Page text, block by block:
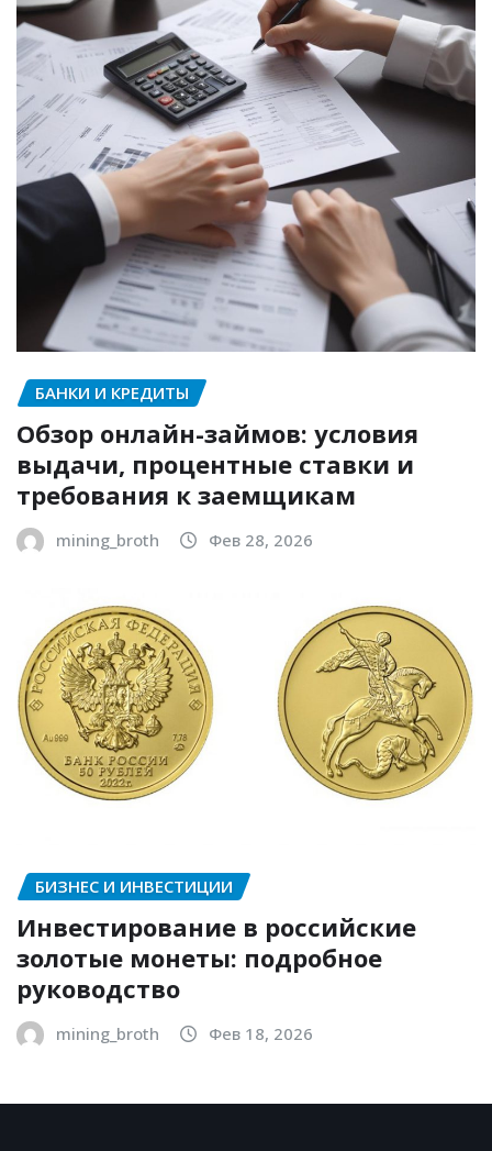
БАНКИ И КРЕДИТЫ
Обзор онлайн-займов: условия
выдачи, процентные ставки и
требования к заемщикам
mining_broth Фев 28, 2026
БИЗНЕС И ИНВЕСТИЦИИ
Инвестирование в российские
золотые монеты: подробное
руководство
mining_broth Фев 18, 2026